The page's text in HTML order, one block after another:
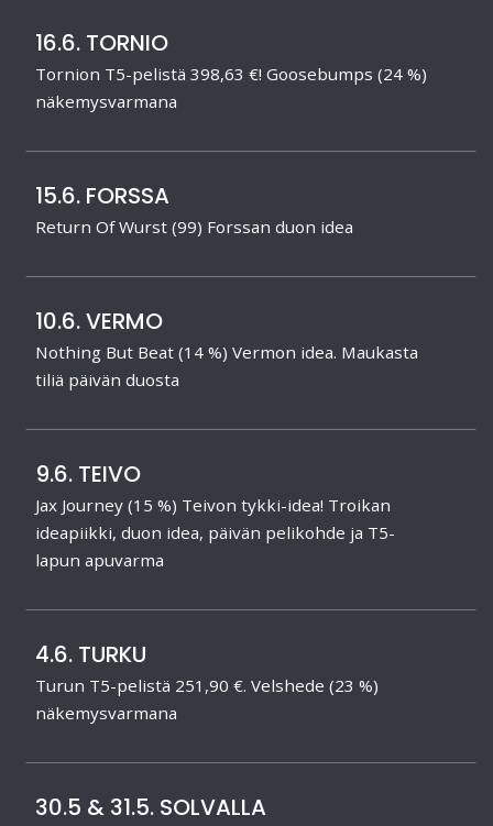
16.6. TORNIO
Tornion T5-pelistä 398,63 €! Goosebumps (24 %)
näkemysvarmana
15.6. FORSSA
Return Of Wurst (99) Forssan duon idea
10.6. VERMO
Nothing But Beat (14 %) Vermon idea. Maukasta
tiliä päivän duosta
9.6. TEIVO
Jax Journey (15 %) Teivon tykki-idea! Troikan
ideapiikki, duon idea, päivän pelikohde ja T5-
lapun apuvarma
4.6. TURKU
Turun T5-pelistä 251,90 €. Velshede (23 %)
näkemysvarmana
30.5 & 31.5. SOLVALLA